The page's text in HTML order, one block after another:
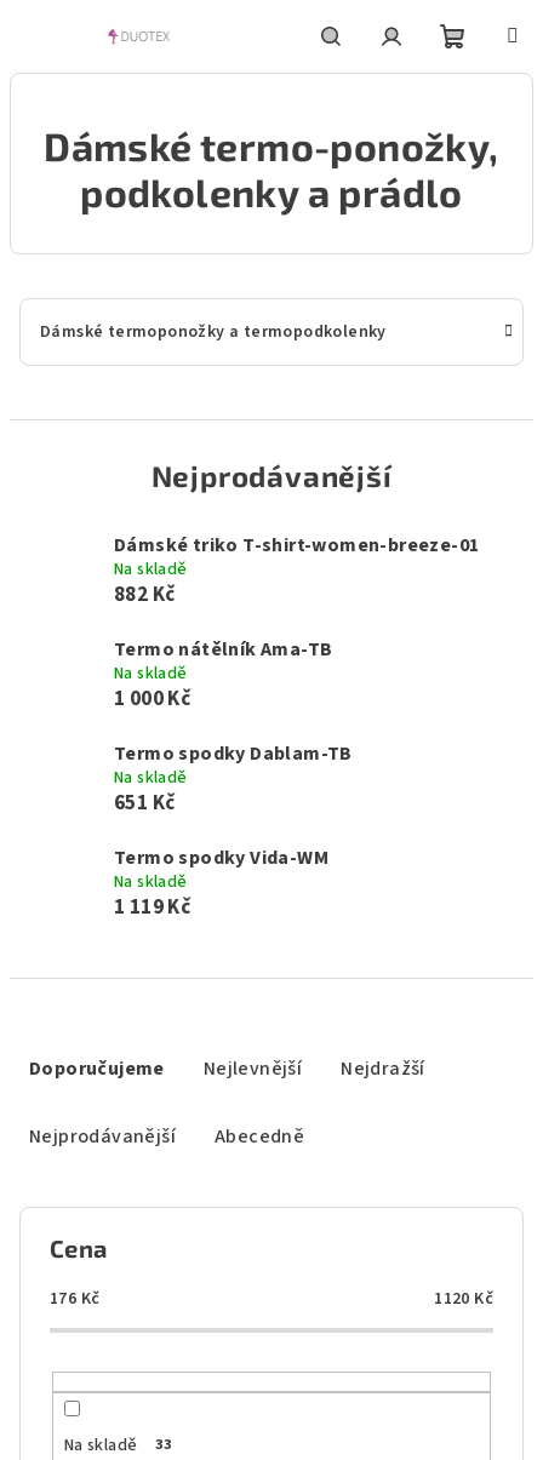
HledatPřihlášeníNákupní
košík
Dámské termo-ponožky,
podkolenky a prádlo
Dámské termoponožky a termopodkolenky
Nejprodávanější
Dámské triko T-shirt-women-breeze-01
Na skladě
882 Kč
Termo nátělník Ama-TB
Na skladě
1 000 Kč
Termo spodky Dablam-TB
Na skladě
651 Kč
Termo spodky Vida-WM
Na skladě
1 119 Kč
Doporučujeme Nejlevnější Nejdražší
Nejprodávanější Abecedně
Cena
176 Kč 1120 Kč
Na skladě 33